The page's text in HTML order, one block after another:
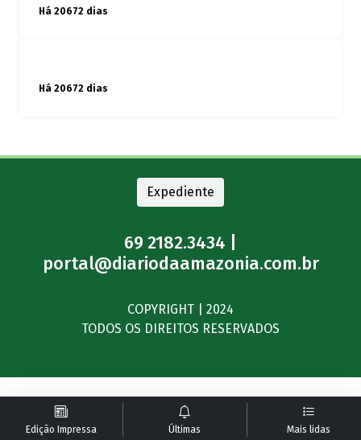
Há 20672 dias
Há 20672 dias
Edição Impressa Últimas Mais lidas
Expediente
69 2182.3434 |
portal@diariodaamazonia.com.br
COPYRIGHT | 2024
TODOS OS DIREITOS RESERVADOS